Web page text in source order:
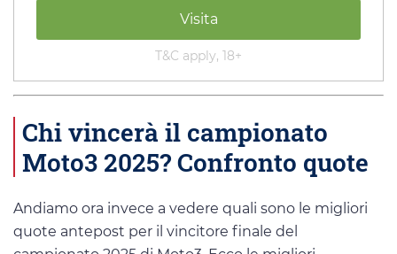
Visita
T&C apply, 18+
Chi vincerà il campionato
Moto3 2025? Confronto quote
Andiamo ora invece a vedere quali sono le migliori
quote antepost per il vincitore finale del